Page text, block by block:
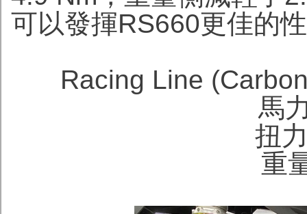
可以發揮RS660更佳的
Racing Line
馬
扭
重